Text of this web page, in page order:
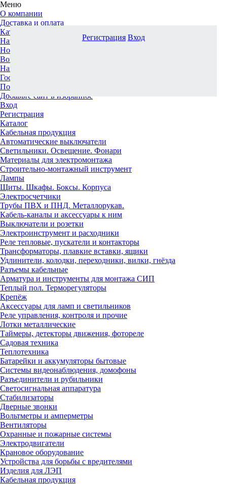
Меню
О компании
Доставка и оплата
Каталог
Наши офисы
Новости и новинки
Вопрос-ответ
Наша команда
Гос. заказчикам
Поставщикам
Добавьте сайт в избранное
Вход
Регистрация
Каталог
Кабельная продукция
Автоматические выключатели
Светильники. Освещение. Фонари
Материалы для электромонтажа
Строительно-монтажный инструмент
Лампы
Щиты. Шкафы. Боксы. Корпуса
Электросчетчики
Трубы ПВХ и ПНД. Металлорукав.
Кабель-каналы и аксессуары к ним
Выключатели и розетки
Электроинструмент и расходники
Реле тепловые, пускатели и контакторы
Трансформаторы, плавкие вставки, ящики
Удлинители, колодки, переходники, вилки, гнёзда
Разъемы кабельные
Арматура и инструменты для монтажа СИП
Теплый пол. Терморегуляторы
Крепёж
Аксессуары для ламп и светильников
Реле управления, контроля и прочие
Лотки металлические
Таймеры, детекторы движения, фотореле
Садовая техника
Теплотехника
Батарейки и аккумуляторы бытовые
Системы видеонаблюдения, домофоны
Разъединители и рубильники
Светосигнальная аппаратура
Стабилизаторы
Дверные звонки
Вольтметры и амперметры
Вентиляторы
Охранные и пожарные системы
Электродвигатели
Крановое оборудование
Устройства для борьбы с вредителями
Изделия для ЛЭП
Кабельная продукция
Регистрация Вход